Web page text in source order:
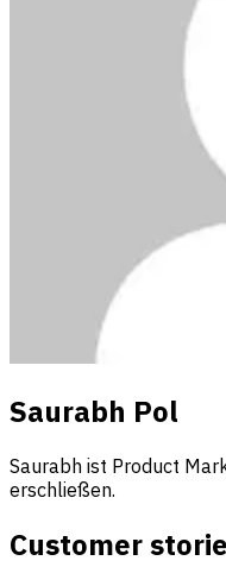
Saurabh Pol
Saurabh ist Product
erschließen.
Customer